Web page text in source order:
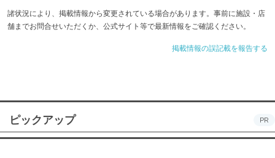
諸状況により、掲載情報から変更されている場合があります。事前に施設・店
舗までお問合せいただくか、公式サイト等で最新情報をご確認ください。
掲載情報の誤記載を報告する
ピックアップ PR